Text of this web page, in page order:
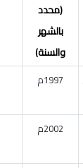
(محدد
بالشهر
والسنة)
1997م
2002م